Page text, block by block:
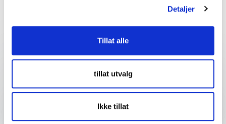
Detaljer
Tillat alle
tillat utvalg
Ikke tillat
Fyll ut kontaktskjemaet – vi tar kontakt med deg